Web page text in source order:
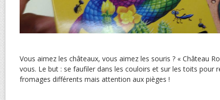
Vous aimez les châteaux, vous aimez les souris ? « Château
vous. Le but : se faufiler dans les couloirs et sur les toits pour
fromages différents mais attention aux pièges !